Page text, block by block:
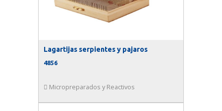
Lagartijas serpientes y pajaros
4856
Micropreparados y Reactivos